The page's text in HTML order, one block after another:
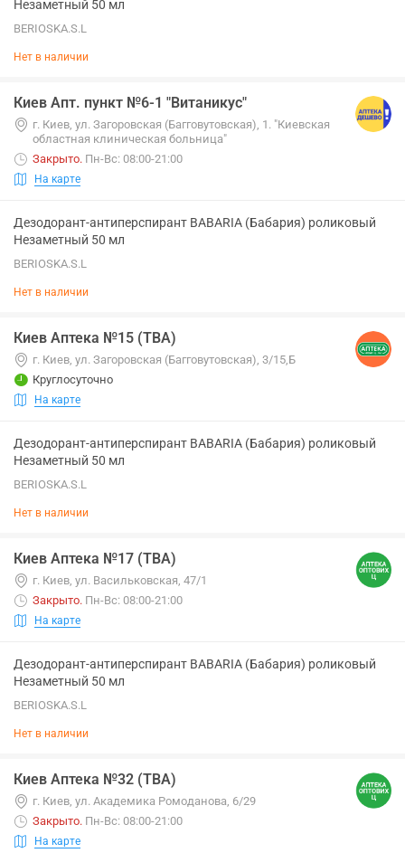
Незаметный 50 мл
BERIOSKA.S.L
Нет в наличии
Киев Апт. пункт №6-1 "Витаникус"
г. Киев, ул. Загоровская (Багговутовская), 1. "Киевская
областная клиническая больница"
Закрыто. Пн-Вс: 08:00-21:00
На карте
Дезодорант-антиперспирант BABARIA (Бабария) роликовый
Незаметный 50 мл
BERIOSKA.S.L
Нет в наличии
Киев Аптека №15 (ТВА)
г. Киев, ул. Загоровская (Багговутовская), 3/15,Б
Круглосуточно
На карте
Дезодорант-антиперспирант BABARIA (Бабария) роликовый
Незаметный 50 мл
BERIOSKA.S.L
Нет в наличии
Киев Аптека №17 (ТВА)
г. Киев, ул. Васильковская, 47/1
Закрыто. Пн-Вс: 08:00-21:00
На карте
Дезодорант-антиперспирант BABARIA (Бабария) роликовый
Незаметный 50 мл
BERIOSKA.S.L
Нет в наличии
Киев Аптека №32 (ТВА)
г. Киев, ул. Академика Ромоданова, 6/29
Закрыто. Пн-Вс: 08:00-21:00
На карте